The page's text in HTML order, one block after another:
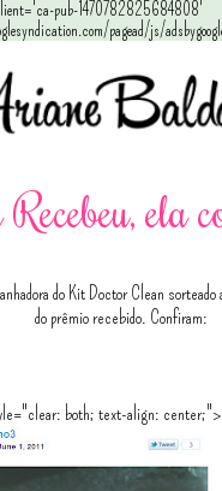
pub-1470782825684808'
pagead/js/
ela
do Kit Doctor Clean
do prêmio recebido. Confiram:
both; text-align: center;">